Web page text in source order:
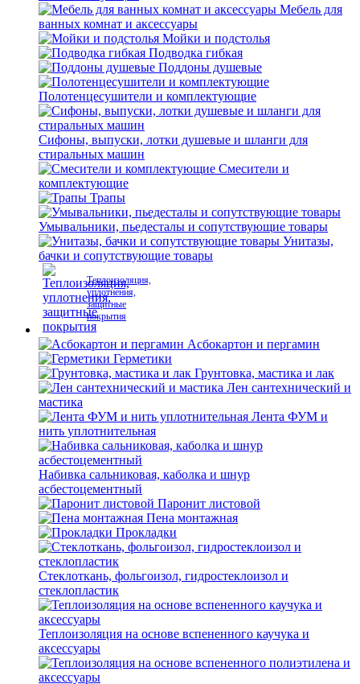
Мебель для
ванных комнат и аксессуары
Мойки и подстолья
Подводка гибкая
Поддоны душевые
Полотенцесушители и комплектующие
Сифоны, выпуски, лотки душевые и шланги для
стиральных машин
Смесители и
комплектующие
Трапы
Умывальники, пьедесталы и сопутствующие товары
Унитазы,
бачки и сопутствующие товары
Теплоизоляция,
уплотнения,
защитные
покрытия
Асбокартон и пергамин
Герметики
Грунтовка, мастика и лак
Лен сантехнический и
мастика
Лента ФУМ и
нить уплотнительная
Набивка сальниковая, каболка и шнур
асбестоцементный
Паронит листовой
Пена монтажная
Прокладки
Стеклоткань, фольгоизол, гидростеклоизол и
стеклопластик
Теплоизоляция на основе вспененного каучука и
аксессуары